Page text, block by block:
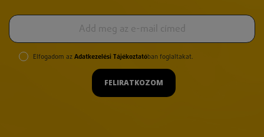
Elfogadom az Adatkezelési Tájékoztatóban foglaltakat.
FELIRATKOZOM